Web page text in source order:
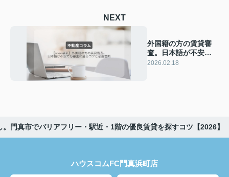
NEXT
外国籍の方の賃貸審
査。日本語が不安で
も審査に通るコツと
2026.02.18
門真市でバリアフリー・駅近・1階の優良賃貸を探すコツ【2026】
ハウスコムFC門真浜町店